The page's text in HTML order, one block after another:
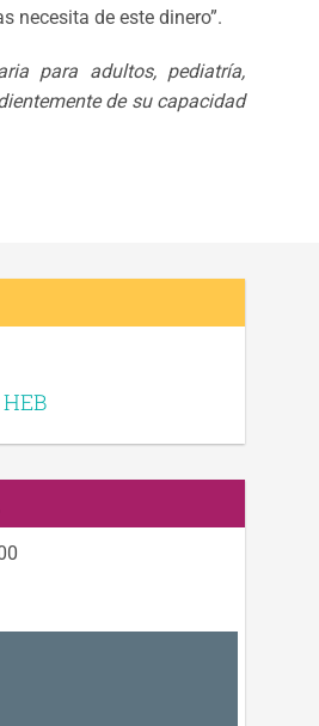
necesita de este dinero”.
para adultos, pediatría,
de su capacidad